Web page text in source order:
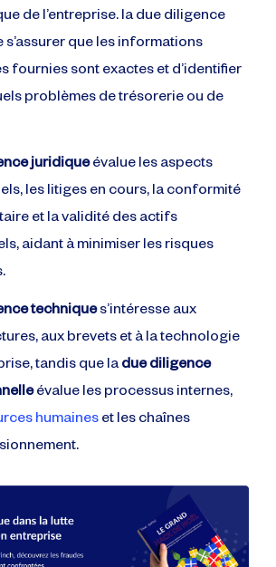
de l’entreprise. la due diligence
s’assurer que les informations
fournies sont exactes et d’identifier
problèmes de trésorerie ou de
juridiqueévalue les aspects
les litiges en cours, la conformité
et la validité des actifs
aidant à minimiser les risques
techniques’intéresse aux
aux brevets et à la technologie
tandis que ladue diligence
évalue les processus internes,
humaines et les chaînes